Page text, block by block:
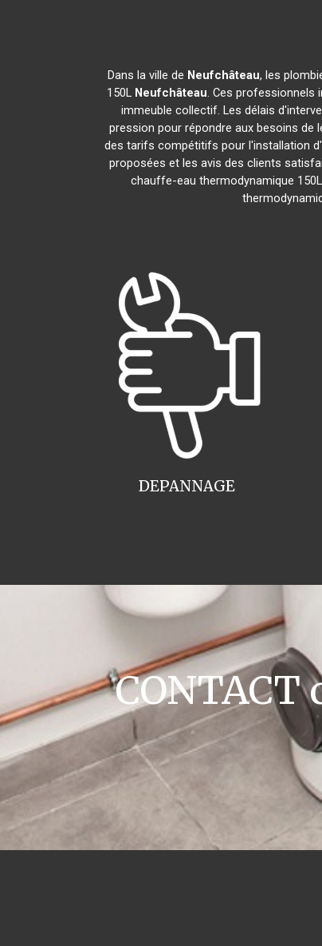
Dans la ville de Neufchâteau, les
150L Neufchâteau. Ces professionnels
immeuble collectif. Les délais
pression pour répondre aux besoins de
des tarifs compétitifs pour l'installation
proposées et les avis des clients
chauffe-eau thermodynamique 150L
DEPANNAGE